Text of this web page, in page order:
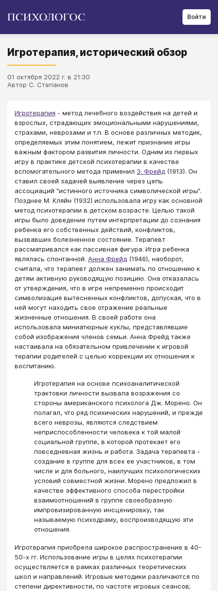
Войти
Игротерапия, исторический обзор
01 октября 2022 г. в 21:30
Автор С. Степанов
Игротерапия - метод лечебного воздействия на детей и
взрослых, страдающих эмоциональными нарушениями,
страхами, неврозами и т.п. В основе различных методик,
определяемых этим понятием, лежит признание игры
важным фактором развития личности. Одним из первых
игру в практике детской психотерапии в качестве
вспомогательного метода применил З. Фрейд (1913). Он
ставил своей задачей выявление через цепь
ассоциаций "истинного источника символической игры".
Позднее М. Кляйн (1932) использовала игру как основной
метод психотерапии в детском возрасте. Целью такой
игры было доведение путем интерпретации до сознания
ребенка его собственных действий, конфликтов,
вызвавших болезненное состояние. Терапевт
рассматривался как пассивная фигура. Игра ребенка
являлась спонтанной. Анна Фрейд (1946), наоборот,
считала, что терапевт должен занимать по отношению к
детям активную руководящую позицию. Она отказалась
от утверждения, что в игре непременно происходит
символизация вытесненных конфликтов, допуская, что в
ней могут находить свое отражение реальные
жизненные отношения. В своей работе она
использовала миниатюрные куклы, представлявшие
собой изображения членов семьи. Анна Фрейд также
настаивала на обязательном привлечении к игровой
терапии родителей с целью коррекции их отношения к
воспитанию.
Игротерапия на основе психоаналитической
трактовки личности вызвала возражения со
стороны американского психолога Дж. Морено. Он
полагал, что ряд психических нарушений, и прежде
всего неврозы, являются следствием
неприспособленности человека к той малой
социальной группе, в которой протекает его
повседневная жизнь и работа. Задача терапевта -
создание в группе для всех ее участников, в том
числе и для больного, наилучших психологических
условий совместной жизни. Морено предложил в
качестве эффективного способа перестройки
взаимоотношений в группе своеобразную
импровизированную инсценировку, так
называемую психодраму, воспроизводящую эти
отношения.
Игротерапия приобрела широкое распространение в 40-
50-х гг. Использование игры в целях психотерапии
осуществляется в рамках различных теоретических
школ и направлений. Игровые методики различаются по
степени директивности, по частоте игровых сеансов;